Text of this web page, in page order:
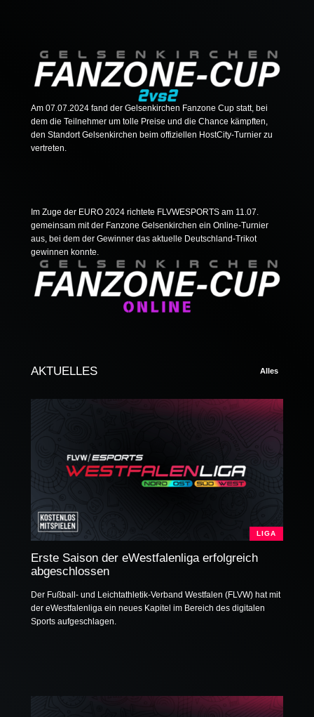
Am 07.07.2024 fand der Gelsenkirchen Fanzone Cup statt, bei
dem die Teilnehmer um tolle Preise und die Chance kämpften,
den Standort Gelsenkirchen beim offiziellen HostCity-Turnier zu
vertreten.
Im Zuge der EURO 2024 richtete FLVWESPORTS am 11.07.
gemeinsam mit der Fanzone Gelsenkirchen ein Online-Turnier
aus, bei dem der Gewinner das aktuelle Deutschland-Trikot
gewinnen konnte.
AKTUELLES Alles
LIGA
Erste Saison der eWestfalenliga erfolgreich
abgeschlossen
Der Fußball- und Leichtathletik-Verband Westfalen (FLVW) hat mit
der eWestfalenliga ein neues Kapitel im Bereich des digitalen
Sports aufgeschlagen.